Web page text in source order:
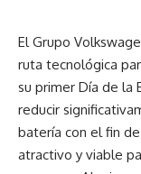
El Grupo
ruta tecnológica
su primer Día de la
reducir
batería con el fin
atractivo y viable